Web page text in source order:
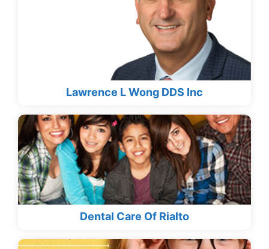
Lawrence L Wong DDS Inc
Dental Care Of Rialto